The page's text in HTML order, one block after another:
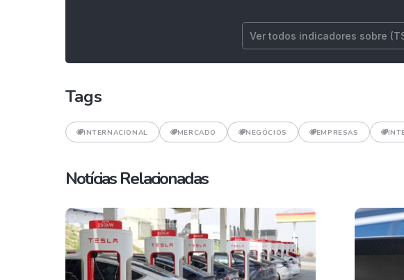
Ver todos indicadores sobre
Tags
INTERNACIONAL MERCADO NEGÓCIOS EMPRESAS
Notícias Relacionadas